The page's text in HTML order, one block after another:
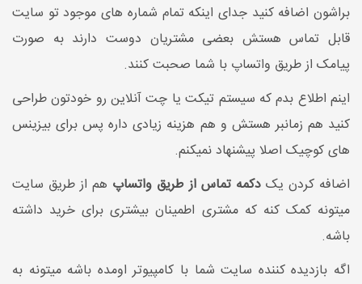
براشون اضافه کنید جدای اینکه تمام شماره های موجود تو سایت
قابل تماس هستش بعضی مشتریان دوست دارند به صورت
پیامک از طریق واتساپ با شما صحبت کنند.
اینم اطلاع بدم که سیستم تیکت یا چت آنلاین رو خودتون طراحی
کنید هم زمانبر هستش و هم هزینه زیادی داره پس برای بیزینس
های کوچیک اصلا پیشنهاد نمیکنم.
اضافه کردن یکدکمه تماس از طریق واتساپ هم از طریق سایت
میتونه کمک کنه که مشتری اطمینان بیشتری برای خرید داشته
باشه.
اگه بازدیده کننده سایت شما با کامپیوتر اومده باشه میتونه به